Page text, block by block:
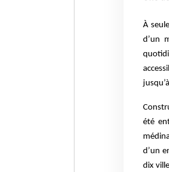
À
d’un
été
d’un
dix